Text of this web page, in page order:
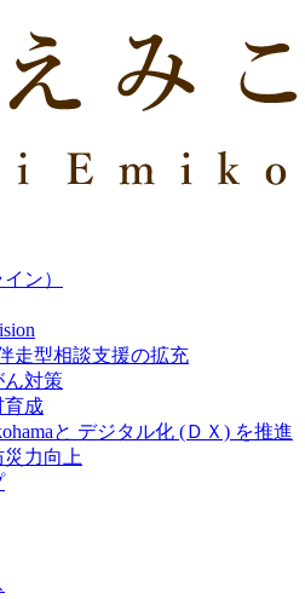
ン）
走型相談支援の拡充
ん対策
育成
と デジタル化 (ＤＸ) を推進
災力向上